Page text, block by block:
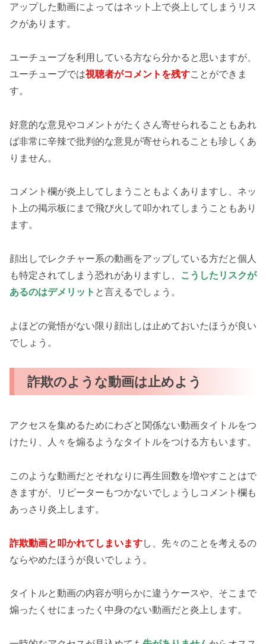
アップした動画によってはネット上で炎上してしまうリス
クがあります。
ユーチューブを利用している方なら分かると思いますが、
ユーチューブでは視聴者がコメントを残すことができま
す。
好意的な意見やコメントがたくさん寄せられることもあれ
ば非常に辛辣で批判的な意見が寄せられることも珍しくあ
りません。
コメント欄が炎上してしまうこともよくありますし、ネッ
ト上の掲示板にまで飛び火して叩かれてしまうこともあり
ます。
顔出しでレクチャー系の動画をアップしている方だと個人
も特定されてしまう恐れがありますし、 こうしたリスクが
あるのはデメリット と言えるでしょう。
よほどの覚悟がない限り顔出しは止めておいたほうが良い
でしょう。
詐欺のような動画は止めよう
アクセスを集めるためにわざと関係ない動画タイトルをつ
けたり、人々を煽るようなタイトルをつける方もいます。
このような動画だとそれなりに再生回数を増やすことはで
きますが、リピーターもつかないでしょうしコメント欄も
あっさり炎上します。
詐欺動画と叩かれてしまいますし、先々のことを考えるの
ならやめたほうが良いでしょう。
タイトルと動画の内容が明らかに違うケースや、そこまで
煽ったくせにまったく中身のない動画だと炎上します。